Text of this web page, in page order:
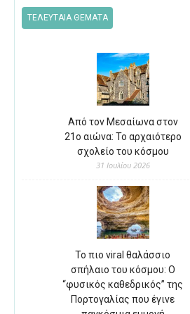
ΤΕΛΕΥΤΑΙΑ ΘΕΜΑΤΑ
Από τον Μεσαίωνα στον
21ο αιώνα: Το αρχαιότερο
σχολείο του κόσμου
31 Ιουλίου 2026
Το πιο viral θαλάσσιο
σπήλαιο του κόσμου: Ο
“φυσικός καθεδρικός” της
Πορτογαλίας που έγινε